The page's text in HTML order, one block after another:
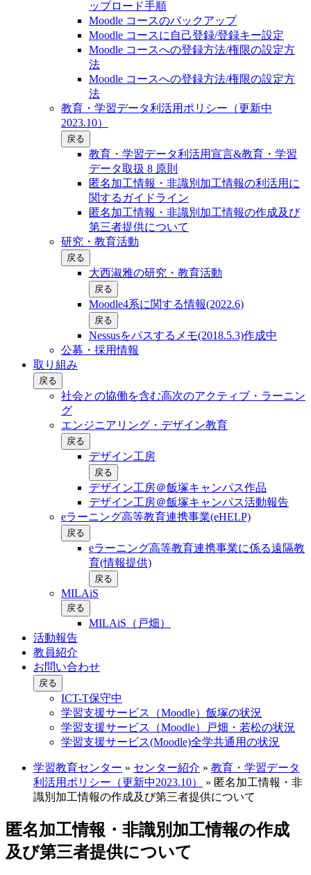
ップロード手順
Moodle コースのバックアップ
Moodle コースに自己登録/登録キー設定
Moodle コースへの登録方法/権限の設定方
法
Moodle コースへの登録方法/権限の設定方
法
教育・学習データ利活用ポリシー（更新中
2023.10）
戻る
教育・学習データ利活用宣言&教育・学習
データ取扱 8 原則
匿名加工情報・非識別加工情報の利活用に
関するガイドライン
匿名加工情報・非識別加工情報の作成及び
第三者提供について
研究・教育活動
戻る
大西淑雅の研究・教育活動
戻る
Moodle4系に関する情報(2022.6)
戻る
Nessusをパスするメモ(2018.5.3)作成中
公募・採用情報
取り組み
戻る
社会との協働を含む⾼次のアクティブ・ラーニン
グ
エンジニアリング・デザイン教育
戻る
デザイン工房
戻る
デザイン工房＠飯塚キャンパス作品
デザイン工房＠飯塚キャンパス活動報告
eラーニング高等教育連携事業(eHELP)
戻る
eラーニング高等教育連携事業に係る遠隔教
育(情報提供)
戻る
MILAiS
戻る
MILAiS（戸畑）
活動報告
教員紹介
お問い合わせ
戻る
ICT-T保守中
学習支援サービス（Moodle）飯塚の状況
学習支援サービス（Moodle）戸畑・若松の状況
学習支援サービス(Moodle)全学共通用の状況
学習教育センター » センター紹介 » 教育・学習データ
利活用ポリシー（更新中2023.10）
» 匿名加工情報・非
識別加工情報の作成及び第三者提供について
匿名加工情報・非識別加工情報の作成
及び第三者提供について